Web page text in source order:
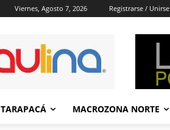
Viernes, Agosto 7, 2026 Registrarse / Unirse
TARAPACÁ MACROZONA NORTE